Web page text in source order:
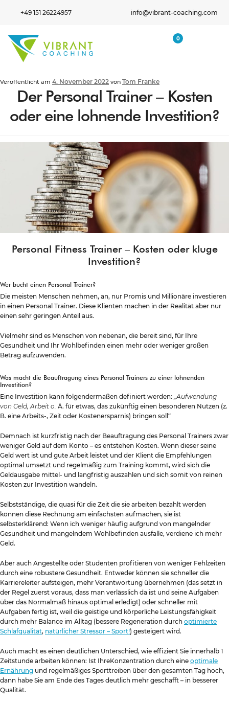
info@vibrant-coaching.com
+49 151 26224957
0
Veröffentlicht am 4. November 2022 von Tom Franke
Der Personal Trainer – Kosten
oder eine lohnende Investition?
Personal Fitness Trainer – Kosten oder kluge
Investition?
Wer bucht einen Personal Trainer?
Die meisten Menschen nehmen, an, nur Promis und Millionäre investieren
in einen Personal Trainer. Diese Klienten machen in der Realität aber nur
einen sehr geringen Anteil aus.
Vielmehr sind es Menschen von nebenan, die bereit sind, für Ihre
Gesundheit und Ihr Wohlbefinden einen mehr oder weniger großen
Betrag aufzuwenden.
Was macht die Beauftragung eines Personal Trainers zu einer lohnenden
Investition?
Eine Investition kann folgendermaßen definiert werden: „Aufwendung
von Geld, Arbeit o. Ä. für etwas, das zukünftig einen besonderen Nutzen (z.
B. eine Arbeits-, Zeit oder Kostenersparnis) bringen soll“
Demnach ist kurzfristig nach der Beauftragung des Personal Trainers zwar
weniger Geld auf dem Konto – es entstehen Kosten. Wenn dieser seine
Geld wert ist und gute Arbeit leistet und der Klient die Empfehlungen
optimal umsetzt und regelmäßig zum Training kommt, wird sich die
Geldausgabe mittel- und langfristig auszahlen und sich somit von reinen
Kosten zur Investition wandeln.
Selbstständige, die quasi für die Zeit die sie arbeiten bezahlt werden
können diese Rechnung am einfachsten aufmachen, sie ist
selbsterklärend: Wenn ich weniger häufig aufgrund von mangelnder
Gesundheit und mangelndem Wohlbefinden ausfalle, verdiene ich mehr
Geld.
Aber auch Angestellte oder Studenten profitieren von weniger Fehlzeiten
durch eine robustere Gesundheit. Entweder können sie schneller die
Karriereleiter aufsteigen, mehr Verantwortung übernehmen (das setzt in
der Regel zuerst voraus, dass man verlässlich da ist und seine Aufgaben
über das Normalmaß hinaus optimal erledigt) oder schneller mit
Aufgaben fertig ist, weil die geistige und körperliche Leistungsfähigkeit
durch mehr Balance im Alltag (bessere Regeneration durch optimierte
Schlafqualität, natürlicher Stressor – Sport!) gesteigert wird.
Auch macht es einen deutlichen Unterschied, wie effizient Sie innerhalb 1
Zeitstunde arbeiten können: Ist IhreKonzentration durch eine optimale
Ernährung und regelmäßiges Sporttreiben über den gesamten Tag hoch,
dann habe Sie am Ende des Tages deutlich mehr geschafft – in besserer
Qualität.